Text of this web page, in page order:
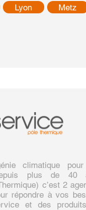
Lyon Metz
climatique
plus de 40
c’est 2
répondre à vos
et des